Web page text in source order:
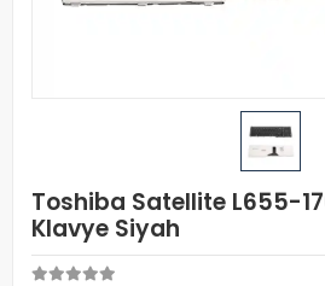
Toshiba Satellite L655-
Klavye Siyah